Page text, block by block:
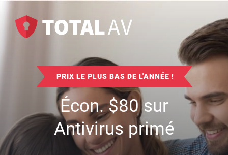
PRIX LE PLUS BAS DE L'ANNÉE !
Écon.$80sur
Antivirus primé